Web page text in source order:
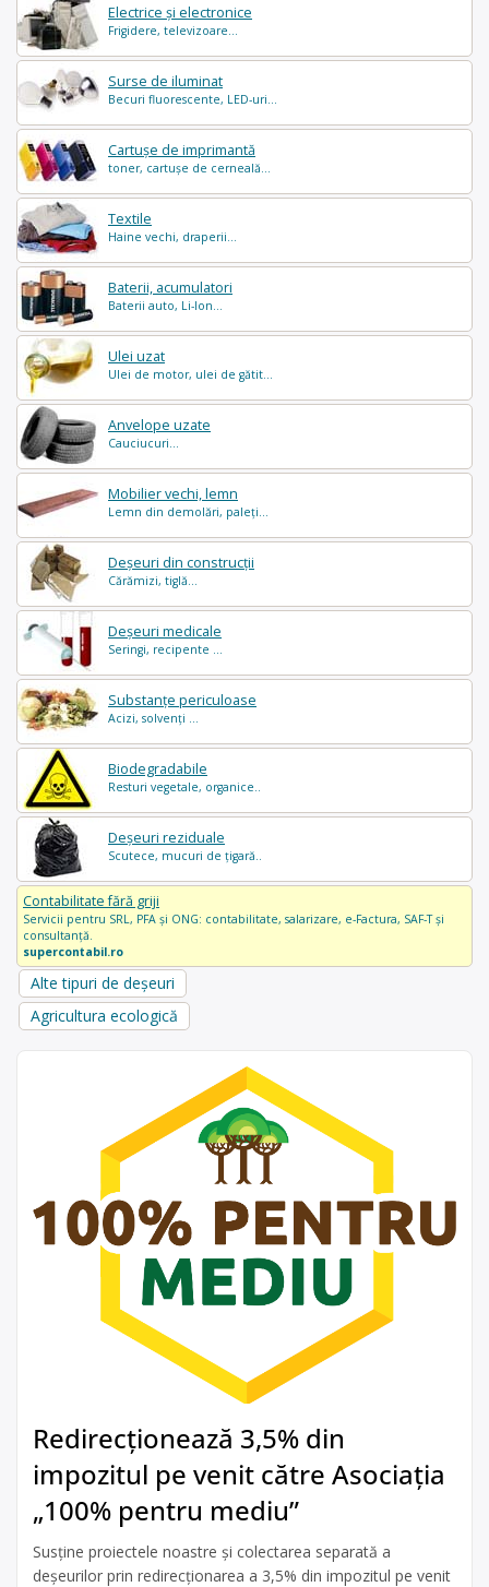
Electrice și electronice
Frigidere, televizoare...
Surse de iluminat
Becuri fluorescente, LED-uri...
Cartușe de imprimantă
toner, cartușe de cerneală...
Textile
Haine vechi, draperii...
Baterii, acumulatori
Baterii auto, Li-Ion...
Ulei uzat
Ulei de motor, ulei de gătit...
Anvelope uzate
Cauciucuri...
Mobilier vechi, lemn
Lemn din demolări, paleți...
Deșeuri din construcții
Cărămizi, tiglă...
Deșeuri medicale
Seringi, recipente ...
Substanțe periculoase
Acizi, solvenți ...
Biodegradabile
Resturi vegetale, organice..
Deșeuri reziduale
Scutece, mucuri de țigară..
Contabilitate fără griji
Servicii pentru SRL, PFA și ONG: contabilitate, salarizare, e-Factura, SAF-T și
consultanță.
supercontabil.ro
Alte tipuri de deșeuri
Agricultura ecologică
Redirecționează 3,5% din
impozitul pe venit către Asociația
„100% pentru mediu”
Susține proiectele noastre și colectarea separată a
deșeurilor prin redirecționarea a 3,5% din impozitul pe venit